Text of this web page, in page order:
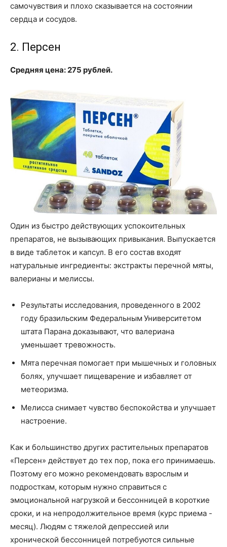
самочувствия и плохо сказывается на состоянии
сердца и сосудов.
2. Персен
Средняя цена: 275 рублей.
Один из быстро действующих успокоительных
препаратов, не вызывающих привыкания. Выпускается
в виде таблеток и капсул. В его состав входят
натуральные ингредиенты: экстракты перечной мяты,
валерианы и мелиссы.
Результаты исследования, проведенного в 2002
году бразильским Федеральным Университетом
штата Парана доказывают, что валериана
уменьшает тревожность.
Мята перечная помогает при мышечных и головных
болях, улучшает пищеварение и избавляет от
метеоризма.
Мелисса снимает чувство беспокойства и улучшает
настроение.
Как и большинство других растительных препаратов
«Персен» действует до тех пор, пока его принимаешь.
Поэтому его можно рекомендовать взрослым и
подросткам, которым нужно справиться с
эмоциональной нагрузкой и бессонницей в короткие
сроки, и на непродолжительное время (курс приема -
месяц). Людям с тяжелой депрессией или
хронической бессонницей потребуются сильные